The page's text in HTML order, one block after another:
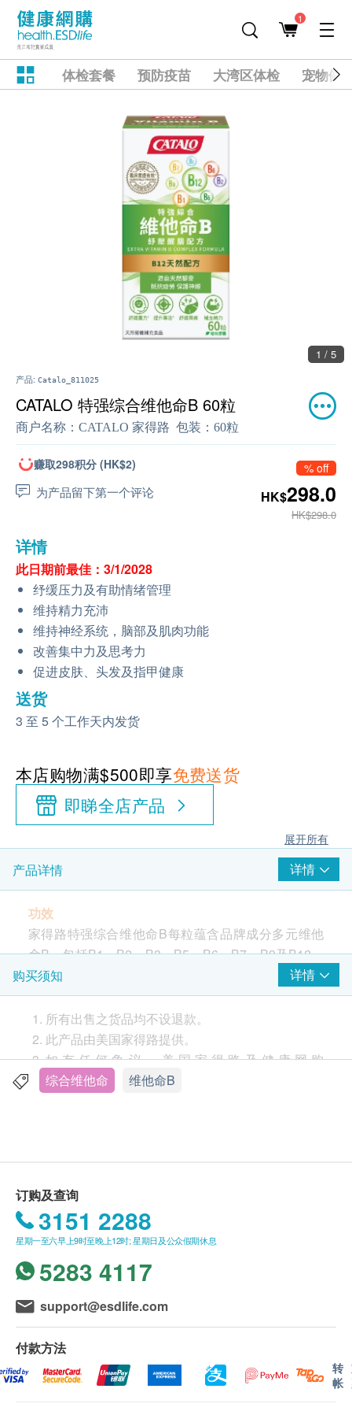
1
体检套餐 预防疫苗 大湾区体检 宠物健
1 / 5
产品: Catalo_811025
CATALO 特强综合维他命B 60粒
商户名称： CATALO 家得路 包装： 60粒
赚取298积分 (HK$2)
为产品留下第一个评论
% off
HK$298.0
HK$298.0
详情
此日期前最佳：3/1/2028
纾缓压力及有助情绪管理
维持精力充沛
维持神经系统，脑部及肌肉功能
改善集中力及思考力
促进皮肤、头发及指甲健康
送货
3 至 5 个工作天内发货
本店购物满$500即享免费送货
即睇全店产品
展开所有
产品详情 详情
功效
家得路特强综合维他命B每粒蕴含品牌成分多元维他
命B，包括B1、B2、B3、B5、B6、B7、B9及B12，
全面补充身体所需。配方提取自有机发芽藜麦，成分
天然，容易被人体吸收，不会对身体造成负担。临床
实验证明1，维他命B群有助纾缓压力及焦虑，协助管
理情绪，维持神经系统健康，消除疲劳，提升活力，
改善集中力及思考力，另外亦有助改善头发发质，减
轻炎症等作用。产品不含麸质、人造香料、色素及防
腐剂，食用放心。
1. Stough, Con, et al. (2011). Human
Psychopharmacology: Clinical and Experimental
26: 470-476. (Refer to B Complex)
2. Riggs, KM, et al. (1996). The American journal of
clinical nutrition, 63(3), 306-314.
(Refer to B Complex)
适合人士
孕妇及成人，素食者，压力大，情绪低落，口腔破损
或掉发，容易疲惫，睡眠困难，缺乏均衡饮食， 欲提
购买须知 详情
所有出售之货品均不设退款。
此产品由美国家得路提供。
如有任何争议，美国家得路及健康网购
health.ESDlife保留最终决议权。
以下地区不提供送货服务:
打鼓岭, 离岛(大屿山 (包括愉景湾), 南丫岛, 长洲,
坪洲, 大澳, 梅窝, 昂平), 马湾, 沙头角, 落马洲, 皇岗,
流浮山, 龙鼓滩 , 踏石角, 机场。 "
订单确认后将于3-5个工作天内送达指定送货地
址。 送货日期及地址一经确认后将无法更改，否
则将会引致严重送货延误，顾客亦须自行缴付因更
改送货日期及地址而引起之全数费用。
不排除运送时间会因节日而有所影响。 当八号烈
风讯号悬挂或黑色暴雨警告生效时，送货服务时间
综合维他命 维他命B
订购及查询
3151 2288
星期一至六早上9时至晚上12时; 星期日及公众假期休息
5283 4117
support@esdlife.com
付款方法
转
帐